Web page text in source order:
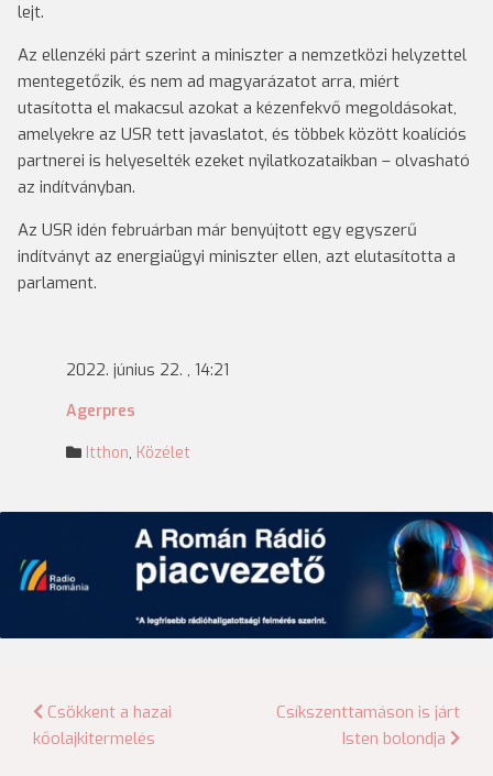
lejt.
Az ellenzéki párt szerint a miniszter a nemzetközi helyzettel
mentegetőzik, és nem ad magyarázatot arra, miért
utasította el makacsul azokat a kézenfekvő megoldásokat,
amelyekre az USR tett javaslatot, és többek között koalíciós
partnerei is helyeselték ezeket nyilatkozataikban – olvasható
az indítványban.
Az USR idén februárban már benyújtott egy egyszerű
indítványt az energiaügyi miniszter ellen, azt elutasította a
parlament.
2022. június 22. , 14:21
Agerpres
Itthon, Közélet
Bejegyzés
navigáció
Csökkent a hazai
kőolajkitermelés
Csíkszenttamáson is járt
Isten bolondja